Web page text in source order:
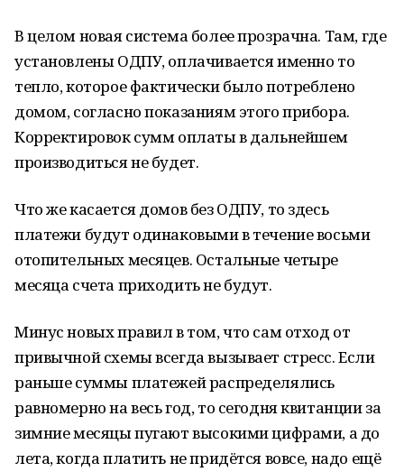
В целом новая система более прозрачна. Там, где
установлены ОДПУ, оплачивается именно то
тепло, которое фактически было потреблено
домом, согласно показаниям этого прибора.
Корректировок сумм оплаты в дальнейшем
производиться не будет.
Что же касается домов без ОДПУ, то здесь
платежи будут одинаковыми в течение восьми
отопительных месяцев. Остальные четыре
месяца счета приходить не будут.
Минус новых правил в том, что сам отход от
привычной схемы всегда вызывает стресс. Если
раньше суммы платежей распределялись
равномерно на весь год, то сегодня квитанции за
зимние месяцы пугают высокими цифрами, а до
лета, когда платить не придётся вовсе, надо ещё